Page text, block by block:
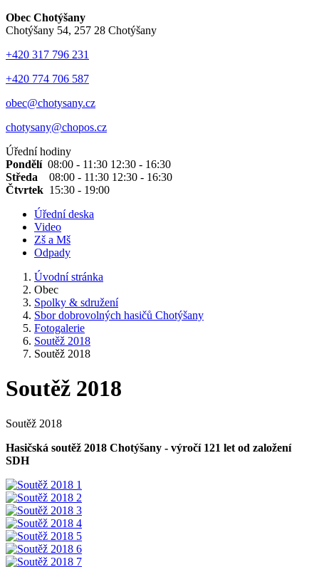
Obec Chotýšany
Chotýšany 54, 257 28 Chotýšany
+420 317 796 231
+420 774 706 587
obec@chotysany.cz
chotysany@chopos.cz
Úřední hodiny
Pondělí 08:00 - 11:30 12:30 - 16:30
Středa 08:00 - 11:30 12:30 - 16:30
Čtvrtek 15:30 - 19:00
Úřední deska
Video
Zš a Mš
Odpady
Úvodní stránka
Obec
Spolky & sdružení
Sbor dobrovolných hasičů Chotýšany
Fotogalerie
Soutěž 2018
Soutěž 2018
Soutěž 2018
Soutěž 2018
Hasičská soutěž 2018 Chotýšany - výročí 121 let od založení
SDH